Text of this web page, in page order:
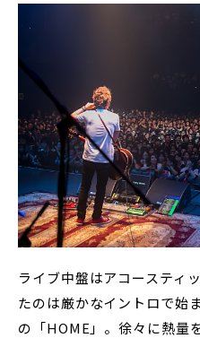
ライブ中盤はアコースティ
たのは厳かなイントロで始
の「HOME」。徐々に熱量